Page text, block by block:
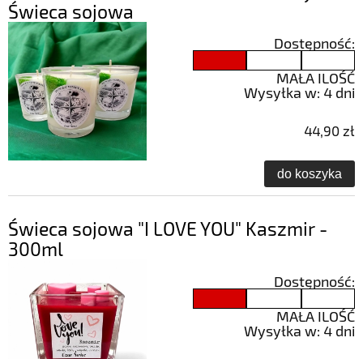
Świeca sojowa
Dostępność:
MAŁA ILOŚĆ
Wysyłka w: 4 dni
44,90 zł
do koszyka
Świeca sojowa "I LOVE YOU" Kaszmir -
300ml
Dostępność:
MAŁA ILOŚĆ
Wysyłka w: 4 dni